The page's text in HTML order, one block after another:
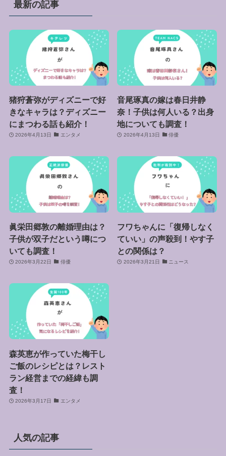
最新の記事
猪狩蒼弥がディズニーで好
きなキャラは？ディズニー
にまつわる話も紹介！
2026年4月13日 エンタメ
音尾琢真の嫁は春日井静
奈！子供は何人いる？出身
地についても調査！
2026年4月13日 俳優
眞栄田郷敦の離婚理由は？
子供が双子だという噂につ
いても調査！
2026年3月22日 俳優
フワちゃんに「復帰しなく
ていい」の声殺到！やす子
との関係は？
2026年3月21日 ニュース
森英恵が作っていた梅干し
ご飯のレシピとは？レスト
ラン経営までの経緯も調
査！
2026年3月17日 エンタメ
人気の記事